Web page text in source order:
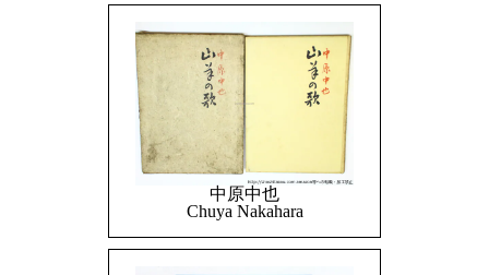
中原中也
Chuya Nakahara